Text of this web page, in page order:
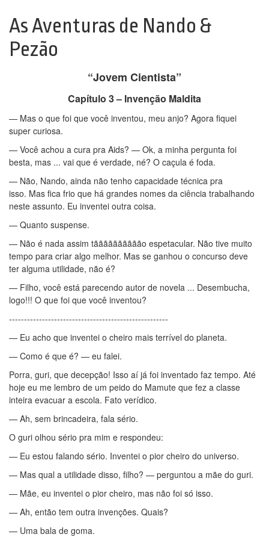
As Aventuras de Nando &
Pezão
“Jovem Cientista”
Capítulo 3 – Invenção Maldita
— Mas o que foi que você inventou, meu anjo? Agora fiquei
super curiosa.
— Você achou a cura pra Aids? — Ok, a minha pergunta foi
besta, mas ... vai que é verdade, né? O caçula é foda.
— Não, Nando, ainda não tenho capacidade técnica pra
isso. Mas fica frio que há grandes nomes da ciência trabalhando
neste assunto. Eu inventei outra coisa.
— Quanto suspense.
— Não é nada assim tãããããããããão espetacular. Não tive muito
tempo para criar algo melhor. Mas se ganhou o concurso deve
ter alguma utilidade, não é?
— Filho, você está parecendo autor de novela ... Desembucha,
logo!!! O que foi que você inventou?
-----------------------------------------------------
— Eu acho que inventei o cheiro mais terrível do planeta.
— Como é que é? — eu falei.
Porra, guri, que decepção! Isso aí já foi inventado faz tempo. Até
hoje eu me lembro de um peido do Mamute que fez a classe
inteira evacuar a escola. Fato verídico.
— Ah, sem brincadeira, fala sério.
O guri olhou sério pra mim e respondeu:
— Eu estou falando sério. Inventei o pior cheiro do universo.
— Mas qual a utilidade disso, filho? — perguntou a mãe do guri.
— Mãe, eu inventei o pior cheiro, mas não foi só isso.
— Ah, então tem outra invenções. Quais?
— Uma bala de goma.